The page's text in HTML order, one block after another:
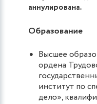
аннулирована.
Образование
Высшее
ордена
институт по
дело»,